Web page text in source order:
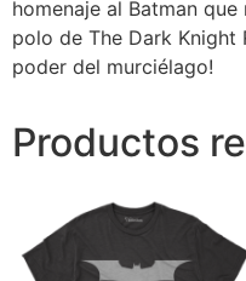
homenaje al Batman
polo de The Dark Knight
poder del murciélago!
Productos